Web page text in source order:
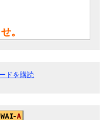
。
ドを購読